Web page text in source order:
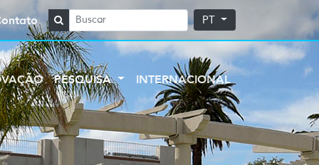
PT
PESQUISA INTERNACIONAL